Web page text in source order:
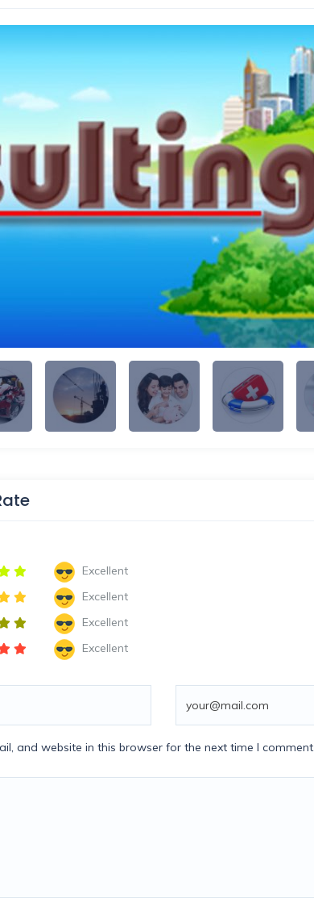
Excellent
Excellent
Excellent
Excellent
and website in this browser for the next time I comment.